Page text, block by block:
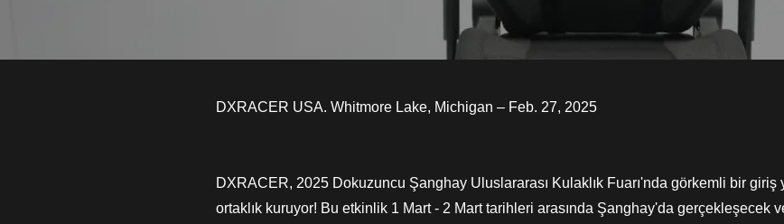
DXRACER USA. Whitmore Lake, Michigan – Feb. 27, 2025
DXRACER, 2025 Dokuzuncu Şanghay Uluslararası Kulaklık Fuarı'nda görkemli bir
ortaklık kuruyor! Bu etkinlik 1 Mart - 2 Mart tarihleri ​​arasında Şanghay'da gerçekleşecek